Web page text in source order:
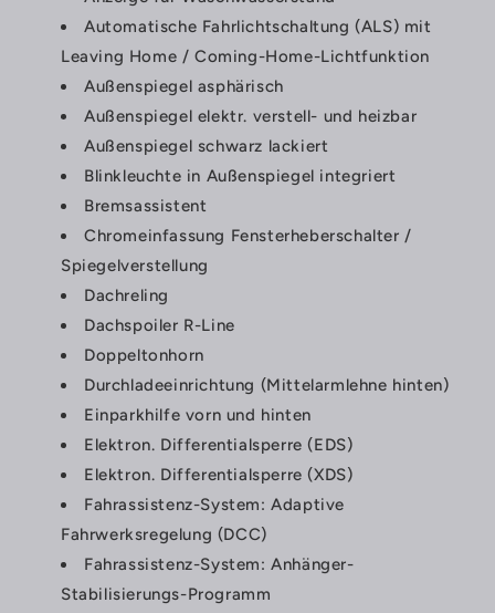
Automatische Fahrlichtschaltung (ALS) mit
Leaving Home / Coming-Home-Lichtfunktion
Außenspiegel asphärisch
Außenspiegel elektr. verstell- und heizbar
Außenspiegel schwarz lackiert
Blinkleuchte in Außenspiegel integriert
Bremsassistent
Chromeinfassung Fensterheberschalter /
Spiegelverstellung
Dachreling
Dachspoiler R-Line
Doppeltonhorn
Durchladeeinrichtung (Mittelarmlehne hinten)
Einparkhilfe vorn und hinten
Elektron. Differentialsperre (EDS)
Elektron. Differentialsperre (XDS)
Fahrassistenz-System: Adaptive
Fahrwerksregelung (DCC)
Fahrassistenz-System: Anhänger-
Stabilisierungs-Programm